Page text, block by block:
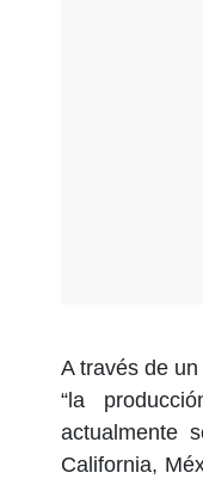
A través de
“la
actualmente
California,